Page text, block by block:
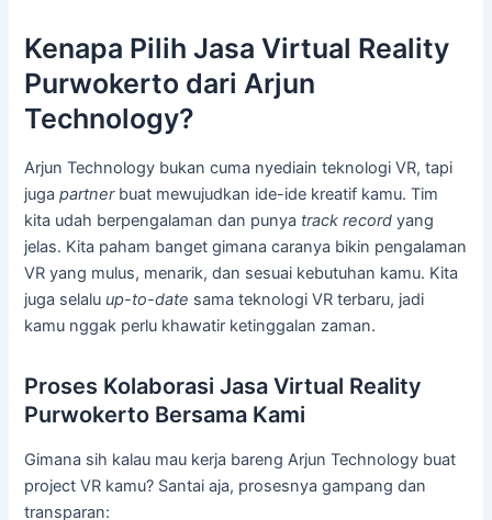
Kenapa Pilih Jasa Virtual Reality
Purwokerto dari Arjun
Technology?
Arjun Technology bukan cuma nyediain teknologi VR, tapi
jugapartnerbuat mewujudkan ide-ide kreatif kamu. Tim
kita udah berpengalaman dan punya track record yang
jelas. Kita paham banget gimana caranya bikin pengalaman
VR yang mulus, menarik, dan sesuai kebutuhan kamu. Kita
juga selalu up-to-date sama teknologi VR terbaru, jadi
kamu nggak perlu khawatir ketinggalan zaman.
Proses Kolaborasi Jasa Virtual Reality
Purwokerto Bersama Kami
Gimana sih kalau mau kerja bareng Arjun Technology buat
project VR kamu? Santai aja, prosesnya gampang dan
transparan: